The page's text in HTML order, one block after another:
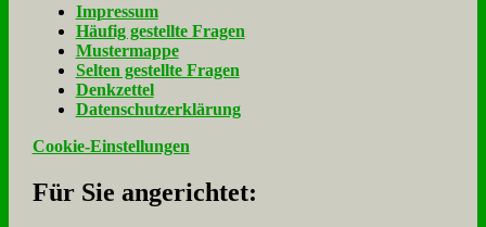
Im­pres­sum
Häu­fig ge­stell­te Fra­gen
Mu­ster­map­pe
Sel­ten ge­stell­te Fra­gen
Denk­zet­tel
Da­ten­schutz­er­klä­rung
Cookie-Einstellungen
Für Sie an­ge­rich­tet: